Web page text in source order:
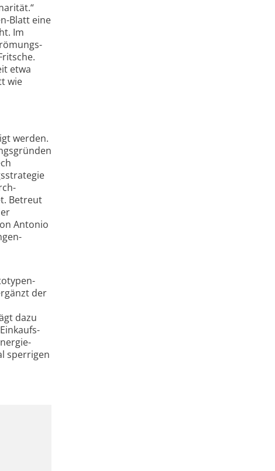
Blatt eine
Im
etwa
wie
werden.
Betreut
Antonio
der
dazu
sperrigen